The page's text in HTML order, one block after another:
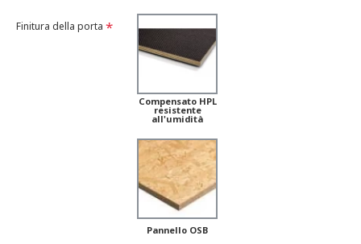
Finitura della porta
Compensato HPL
resistente
all'umidità
Pannello OSB